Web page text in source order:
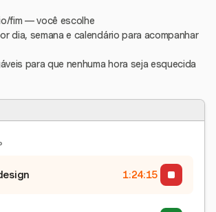
fim — você escolhe
dia, semana e calendário para acompanhar
para que nenhuma hora seja esquecida
1:24:15